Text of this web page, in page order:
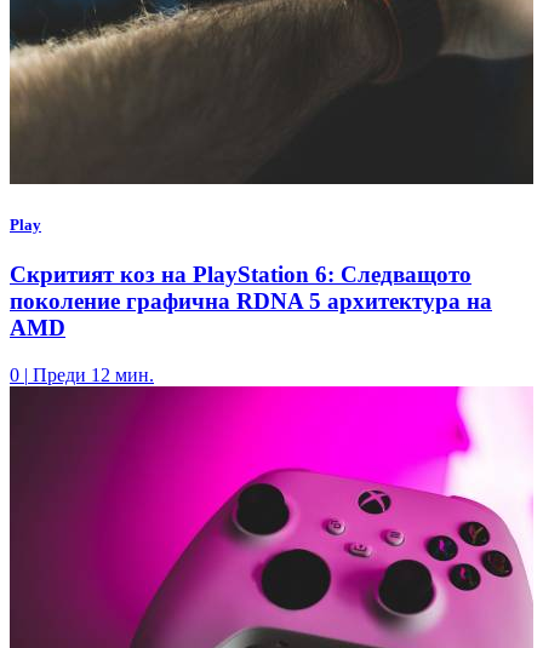
Play
Скритият коз на PlayStation 6: Следващото
поколение графична RDNA 5 архитектура на
AMD
0 | Преди 12 мин.